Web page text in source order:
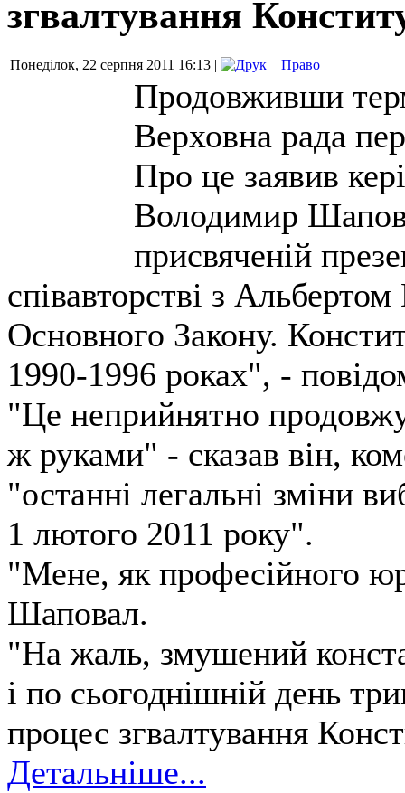
згвалтування
Понеділок, 22 серпня 2011 16:13 | Право
Продовживши
Верховна рада
Про це заявив
Володимир
присвяченій
співавторстві з
Основного Закону.
1990-1996 роках", -
"Це неприйнятно
ж руками" - сказав він,
"останні легальні зміни
1 лютого 2011 року".
"Мене, як професійного
Шаповал.
"На жаль, змушений
і по сьогоднішній день
процес згвалтування
Детальніше...